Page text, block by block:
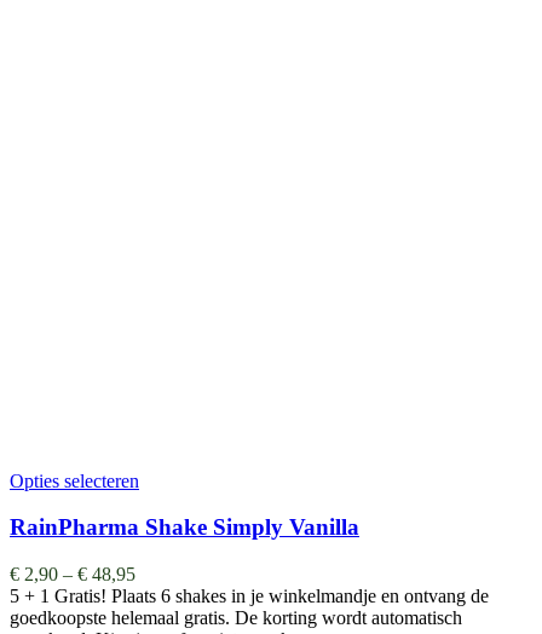
Opties selecteren
RainPharma Shake Simply Vanilla
€ 2,90 – € 48,95
5 + 1 Gratis! Plaats 6 shakes in je winkelmandje en ontvang de
goedkoopste helemaal gratis. De korting wordt automatisch